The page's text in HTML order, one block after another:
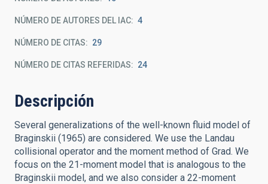
NÚMERO DE AUTORES DEL IAC 4
NÚMERO DE CITAS 29
NÚMERO DE CITAS REFERIDAS 24
Descripción
Several generalizations of the well-known fluid model of
Braginskii (1965) are considered. We use the Landau
collisional operator and the moment method of Grad. We
focus on the 21-moment model that is analogous to the
Braginskii model, and we also consider a 22-moment